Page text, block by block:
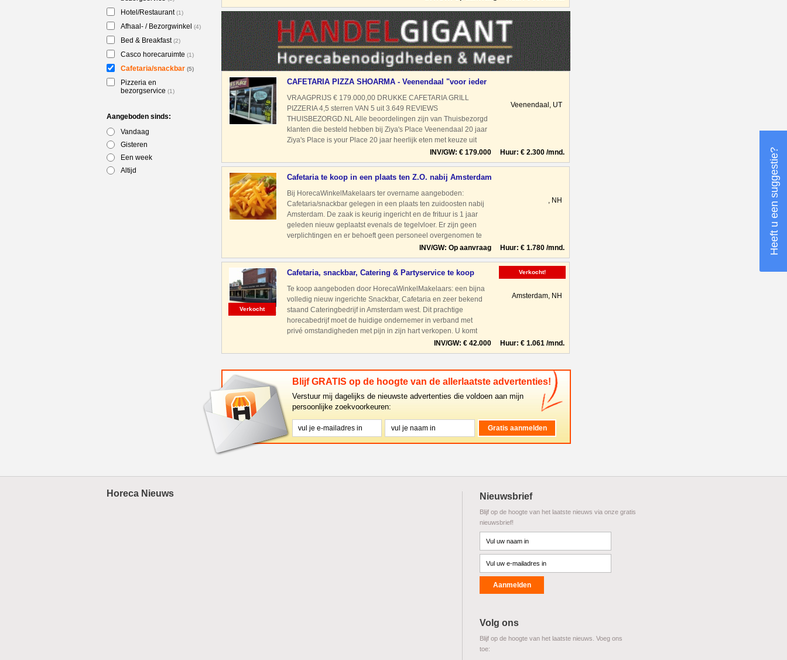
Hotel/Restaurant(1)
Afhaal- / Bezorgwinkel (4)
Bed & Breakfast(2)
Casco horecaruimte (1)
Cafetaria/snackbar (5)
Pizzeria en
bezorgservice (1)
Aangeboden sinds:
Vandaag
Gisteren
Een week
Altijd
CAFETARIA PIZZA SHOARMA - Veenendaal "voor ieder
VRAAGPRIJS € 179.000,00 DRUKKE CAFETARIA GRILL
PIZZERIA 4,5 sterren VAN 5 uit 3.649 REVIEWS
THUISBEZORGD.NL Alle beoordelingen zijn van Thuisbezorgd
klanten die besteld hebben bij Ziya's Place Veenendaal 20 jaar
Ziya's Place is your Place 20 jaar heerlijk eten met keuze uit
een breed assortiment en voor elk wat wils. Het
Veenendaal, UT
INV/GW: € 179.000 Huur: € 2.300 /mnd.
Cafetaria te koop in een plaats ten Z.O. nabij Amsterdam
Bij HorecaWinkelMakelaars ter overname aangeboden:
Cafetaria/snackbar gelegen in een plaats ten zuidoosten nabij
Amsterdam. De zaak is keurig ingericht en de frituur is 1 jaar
geleden nieuw geplaatst evenals de tegelvloer. Er zijn geen
verplichtingen en er behoeft geen personeel overgenomen te
worden. Aan de voorzijde van de zaak zijn 36 zitplaatse
, NH
INV/GW: Op aanvraag Huur: € 1.780 /mnd.
Verkocht
Cafetaria, snackbar, Catering & Partyservice te koop
Te koop aangeboden door HorecaWinkelMakelaars: een bijna
volledig nieuw ingerichte Snackbar, Cafetaria en zeer bekend
staand Cateringbedrijf in Amsterdam west. Dit prachtige
horecabedrijf moet de huidige ondernemer in verband met
privé omstandigheden met pijn in zijn hart verkopen. U komt
aan de voorzijde binnen in de verkoop- bereidingsruimte (52)
Amsterdam, NH
INV/GW: € 42.000 Huur: € 1.061 /mnd.
Verkocht!
Blijf GRATIS op de hoogte van de allerlaatste advertenties!
Verstuur mij dagelijks de nieuwste advertenties die voldoen aan mijn
persoonlijke zoekvoorkeuren:
Horeca Nieuws Nieuwsbrief
Blijf op de hoogte van het laatste nieuws via onze gratis
nieuwsbrief!
Volg ons
Blijf op de hoogte van het laatste nieuws. Voeg ons
toe:
Heeft u een suggestie?